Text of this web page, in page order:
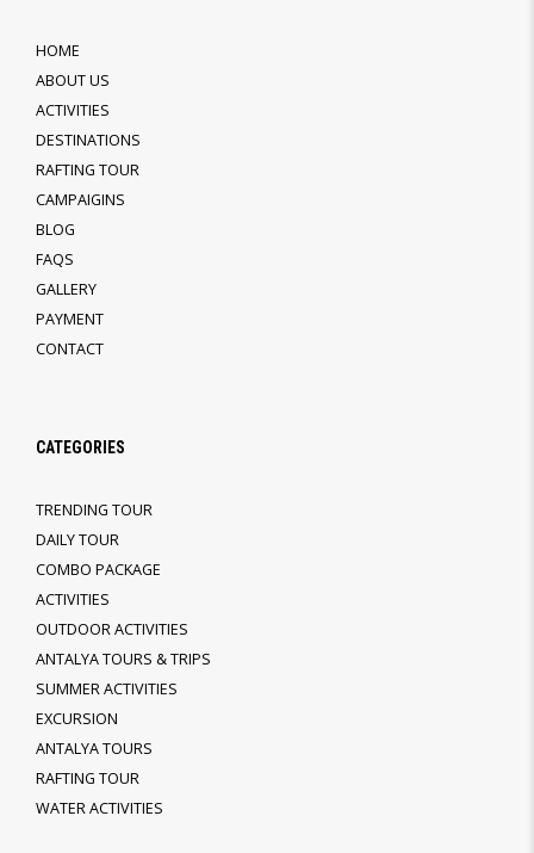
HOME
ABOUT US
ACTIVITIES
DESTINATIONS
RAFTING TOUR
CAMPAIGINS
BLOG
FAQS
GALLERY
PAYMENT
CONTACT
CATEGORIES
TRENDING TOUR
DAILY TOUR
COMBO PACKAGE
ACTIVITIES
OUTDOOR ACTIVITIES
ANTALYA TOURS & TRIPS
SUMMER ACTIVITIES
EXCURSION
ANTALYA TOURS
RAFTING TOUR
WATER ACTIVITIES